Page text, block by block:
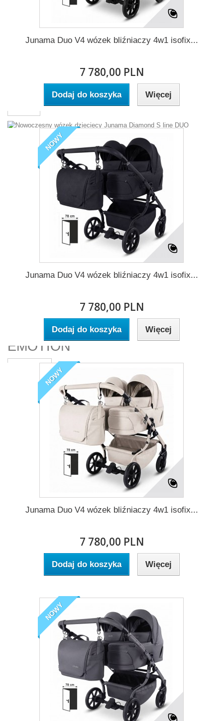
Diamond DUO
KUP MNIE !
EMOTION
Junama Duo V4 wózek bliźniaczy 4w1 isofix...
7 780,00 PLN
Dodaj do koszyka Więcej
NOWY
Junama Duo V4 wózek bliźniaczy 4w1 isofix...
7 780,00 PLN
Dodaj do koszyka Więcej
NOWY
Junama Duo V4 wózek bliźniaczy 4w1 isofix...
7 780,00 PLN
Dodaj do koszyka Więcej
NOWY